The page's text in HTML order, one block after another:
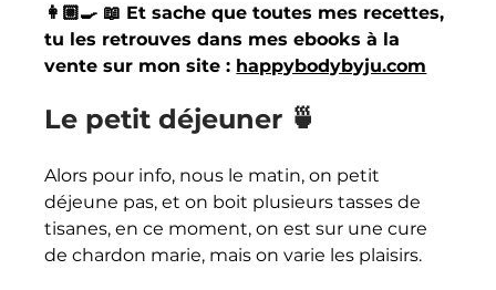
👩🏼‍🍳 📖 Et sache que toutes mes recettes,
tu les retrouves dans mes ebooks à la
vente sur mon site : happybodybyju.com
Le petit déjeuner 🍵
Alors pour info, nous le matin, on petit
déjeune pas, et on boit plusieurs tasses de
tisanes, en ce moment, on est sur une cure
de chardon marie, mais on varie les plaisirs.